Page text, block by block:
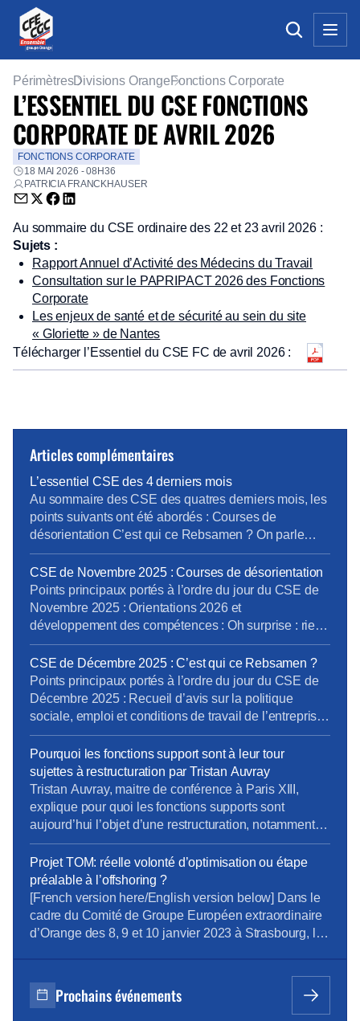
PérimètresDivisions Orange Fonctions Corporate
L’ESSENTIEL DU CSE FONCTIONS
CORPORATE DE AVRIL 2026
FONCTIONS CORPORATE
18 MAI 2026 - 08H36
PATRICIA FRANCKHAUSER
Envoyer par email (nouvelle fenêtre)
Partager sur Twitter (nouvelle fenêtre)
Partager sur Facebook (nouvelle fenêtre)
Partager sur LinkedIn (nouvelle fenêtre)
Au sommaire du CSE ordinaire des 22 et 23 avril 2026 :
Sujets :
Rapport Annuel d’Activité des Médecins du Travail
Consultation sur le PAPRIPACT 2026 des Fonctions
Corporate
Les enjeux de santé et de sécurité au sein du site
« Gloriette » de Nantes
Télécharger l’Essentiel du CSE FC de avril 2026 :
Articles complémentaires
L’essentiel CSE des 4 derniers mois
Au sommaire des CSE des quatres derniers mois, les
points suivants ont été abordés : Courses de
désorientation C’est qui ce Rebsamen ? On parle
Boutique Papripact et devinez quoi ? et Oui encore
des boutiques Pour lire et télécharger l’intégralité du
compte-rendu du CSE, cliquez ici Le prochain CSE
Ordinaire aura lieu les 25, 26 et […]
CSE de Novembre 2025 : Courses de désorientation
Points principaux portés à l’ordre du jour du CSE de
Novembre 2025 : Orientations 2026 et
développement des compétences : Oh surprise : rien
de nouveau …! Formation des salariés insuffisante,
Communication interne à améliorer, notamment
autour de l’outil « my skills » et de l’IA.
Accompagnement des salariés dans la
Transformation digitale à renforcer. Rapport sur
CSE de Décembre 2025 : C’est qui ce Rebsamen ?
Points principaux portés à l’ordre du jour du CSE de
Décembre 2025 : Recueil d’avis sur la politique
sociale, emploi et conditions de travail de l’entreprise
(bloc 3 Rebsamen) Information sur les priorités
d’actions définies par les unités du périmètre social
dans le cadre de l’enquête triennale conditions de
travail et stress 2024 suite à l’analyse […]
Pourquoi les fonctions support sont à leur tour
sujettes à restructuration par Tristan Auvray
Tristan Auvray, maitre de conférence à Paris XIII,
explique pour quoi les fonctions supports sont
aujourd’hui l’objet d’une restructuration, notamment
chez Orange.
Projet TOM: réelle volonté d’optimisation ou étape
préalable à l’offshoring ?
[French version here/English version below] Dans le
cadre du Comité de Groupe Européen extraordinaire
d’Orange des 8, 9 et 10 janvier 2023 à Strasbourg, la
Finance & Performance sur le périmètre européen,
présenté par Corentin Maigné, Directeur Comptable
Prochains événements